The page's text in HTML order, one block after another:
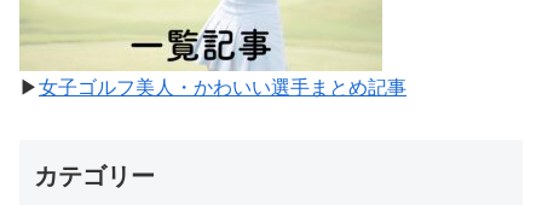
▶女子ゴルフ美人・かわいい選手まとめ記事
カテゴリー